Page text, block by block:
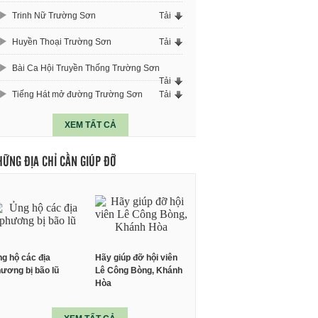
Trinh Nữ Trường Sơn Tải
Huyền Thoại Trường Sơn Tải
Bài Ca Hội Truyền Thống Trường Sơn
Tải
Tiếng Hát mở đường Trường Sơn
Tải
XEM TẤT CẢ
ĐỊA CHỈ CẦN GIÚP ĐỠ
hộ các địa
bị bão lũ
Hãy giúp đỡ hội viên
Lê Công Bòng, Khánh
Hòa